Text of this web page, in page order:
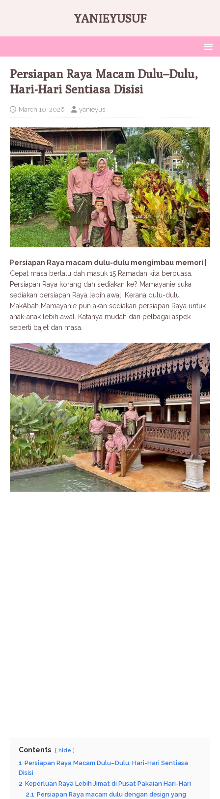
YANIEYUSUF
Persiapan Raya Macam Dulu–Dulu,
Hari-Hari Sentiasa Disisi
March 10, 2026 yanieyus
Persiapan Raya macam dulu-dulu mengimbau memori |
Cepat masa berlalu dah masuk 15 Ramadan kita berpuasa.
Persiapan Raya korang dah sediakan ke? Mamayanie suka
sediakan persiapan Raya lebih awal. Kerana dulu-dulu
MakAbah Mamayanie pun akan sediakan persiapan Raya untuk
anak-anak lebih awal. Katanya mudah dari pelbagai aspek
seperti bajet dan masa.
Contents hide
1 Persiapan Raya Macam Dulu–Dulu, Hari-Hari Sentiasa
Disisi
2 Keperluan Raya Lebih Jimat di Pusat Pakaian Hari-Hari
2.1 Persiapan Raya macam dulu dengan design yang